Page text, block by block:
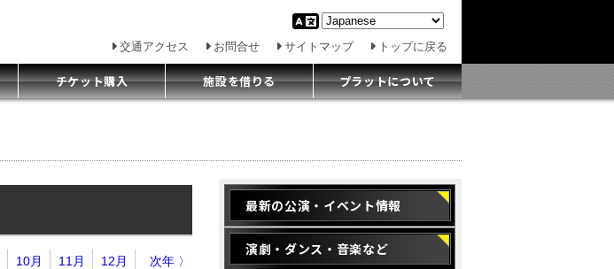
交通アクセス お問合せ サイトマップ トップに戻る
チケット購入 施設を借りる プラットについて
10月 11月 12月 次年 〉
最新の公演・イベント情報
演劇・ダンス・音楽など